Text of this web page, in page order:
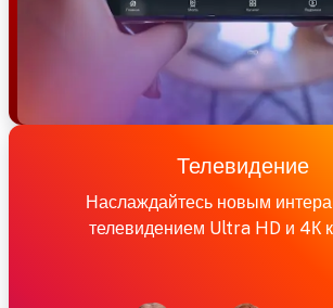
Телевидение
Наслаждайтесь новым
телевидением Ultra HD и 4К